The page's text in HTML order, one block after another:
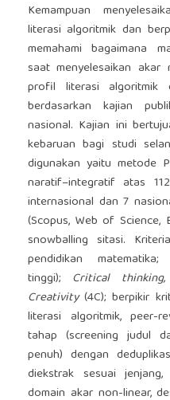
Kemampuan
literasi algoritmik dan
memahami bagaimana
saat menyelesaikan akar
profil literasi algoritmik
berdasarkan kajian
nasional. Kajian ini
kebaruan bagi studi
digunakan yaitu metode
naratif–integratif atas
internasional dan 7
(Scopus, Web of Science,
snowballing sitasi.
pendidikan matematika;
tinggi); Critical thinking,
Creativity(4C); berpikir
literasi algoritmik, peer-
tahap (screening judul
penuh) dengan
diekstrak sesuai
domain akar non-linear,